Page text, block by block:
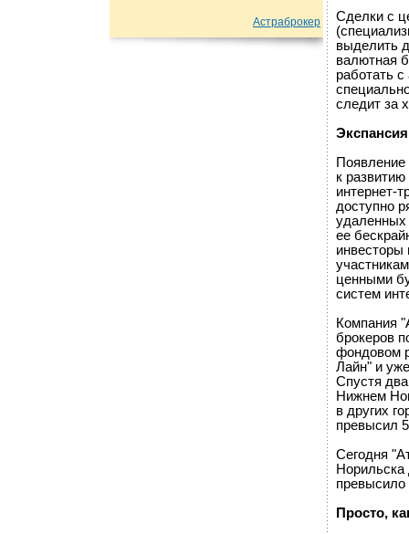
Астраброкер
Сделки с
выделить
валютная
работать
следит за
Появление
к
интернет-
доступно
удаленных
ее
инвесторы
ценными
систем
Компания
брокеров
фондовом
Лайн" и
Спустя
Нижнем
в других
превысил
Сегодня
Норильска
превысило
Просто,